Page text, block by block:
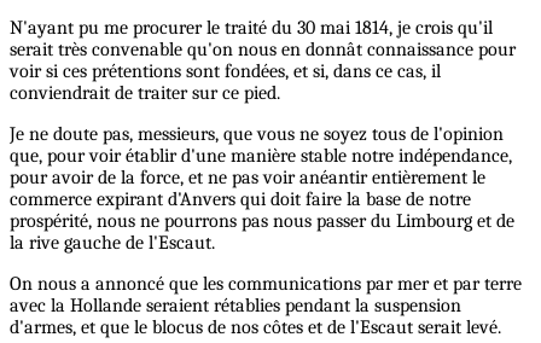
N'ayant pu me procurer le traité du 30 mai 1814, je crois qu'il
serait très convenable qu'on nous en donnât connaissance pour
voir si ces prétentions sont fondées, et si, dans ce cas, il
conviendrait de traiter sur ce pied.
Je ne doute pas, messieurs, que vous ne soyez tous de l'opinion
que, pour voir établir d'une manière stable notre indépendance,
pour avoir de la force, et ne pas voir anéantir entièrement le
commerce expirant d'Anvers qui doit faire la base de notre
prospérité, nous ne pourrons pas nous passer du Limbourg et de
la rive gauche de l'Escaut.
On nous a annoncé que les communications par mer et par terre
avec la Hollande seraient rétablies pendant la suspension
d'armes, et que le blocus de nos côtes et de l'Escaut serait levé.